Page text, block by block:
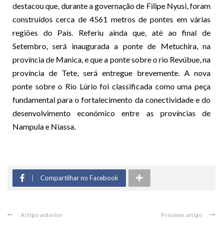
destacou que, durante a governação de Filipe Nyusi, foram
construídos cerca de 4561 metros de pontes em várias
regiões do País. Referiu ainda que, até ao final de
Setembro, será inaugurada a ponte de Metuchira, na
província de Manica, e que a ponte sobre o rio Revúbue, na
província de Tete, será entregue brevemente. A nova
ponte sobre o Rio Lúrio foi classificada como uma peça
fundamental para o fortalecimento da conectividade e do
desenvolvimento económico entre as províncias de
Nampula e Niassa.
Compartilhar no Facebook
Artigo anterior Próximo artigo